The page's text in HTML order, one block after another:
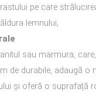
pe care
lemnului;
sau marmura,
de durabile, adaugă o
și oferă o suprafață